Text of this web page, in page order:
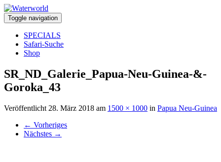
Toggle navigation
SPECIALS
Safari-Suche
Shop
SR_ND_Galerie_Papua-Neu-Guinea-&-
Goroka_43
Veröffentlicht 28. März 2018 am 1500 × 1000 in Papua Neu-Guinea
← Vorheriges
Nächstes →